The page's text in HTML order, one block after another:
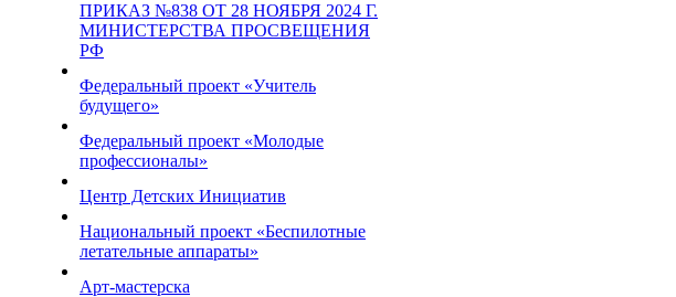
ПРИКАЗ №838 ОТ 28 НОЯБРЯ 2024 Г.
МИНИСТЕРСТВА ПРОСВЕЩЕНИЯ
РФ
Федеральный проект «Учитель
будущего»
Федеральный проект «Молодые
профессионалы»
Центр Детских Инициатив
Национальный проект «Беспилотные
летательные аппараты»
Арт-мастерска